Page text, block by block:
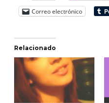
Correo electrónico
Relacionado